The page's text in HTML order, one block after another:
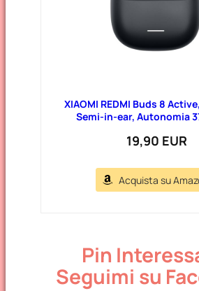
XIAOMI REDMI Buds 8
Semi-in-ear, Autonomia
19,90 EUR
Acquista su
Pin
Seguimi su